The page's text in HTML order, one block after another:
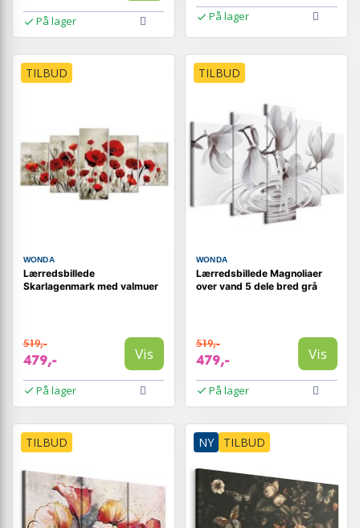
På lager På lager
TILBUD
WONDA
Lærredsbillede
Skarlagenmark med valmuer
519,-
479,- Vis
På lager
TILBUD
WONDA
Lærredsbillede Magnoliaer
over vand 5 dele bred grå
519,-
479,- Vis
På lager
TILBUD NY TILBUD